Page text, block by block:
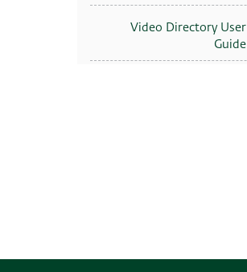
Video Directory User
Guide